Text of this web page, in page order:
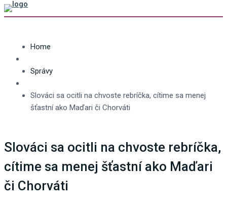
Home
Správy
Slováci sa ocitli na chvoste rebríčka, cítime sa menej
šťastní ako Maďari či Chorváti
Slováci sa ocitli na chvoste rebríčka,
cítime sa menej šťastní ako Maďari
či Chorváti